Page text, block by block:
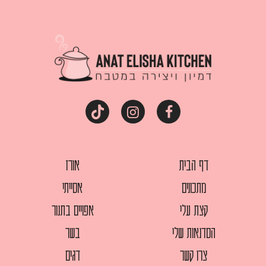
דף הבית
מתכונים
קצת עלי
הסדנאות שלי
צרו קשר
אורז
אסייתי
אפויים בתנור
בשר
דגים